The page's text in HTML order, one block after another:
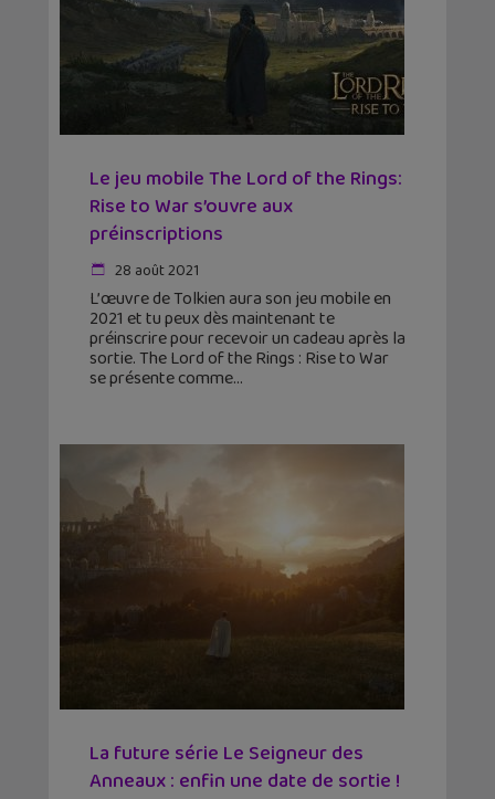
Le jeu mobile The Lord of the Rings:
Rise to War s’ouvre aux
préinscriptions
28 août 2021
L’œuvre de Tolkien aura son jeu mobile en
2021 et tu peux dès maintenant te
préinscrire pour recevoir un cadeau après la
sortie. The Lord of the Rings : Rise to War
se présente comme
La future série Le Seigneur des
Anneaux : enfin une date de sortie !